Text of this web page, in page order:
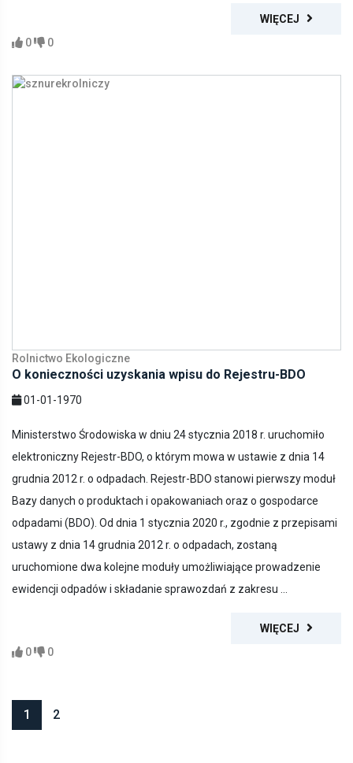
WIĘCEJ
0
0
Rolnictwo Ekologiczne
O konieczności uzyskania wpisu do Rejestru-BDO
01-01-1970
Ministerstwo Środowiska w dniu 24 stycznia 2018 r. uruchomiło
elektroniczny Rejestr-BDO, o którym mowa w ustawie z dnia 14
grudnia 2012 r. o odpadach. Rejestr-BDO stanowi pierwszy moduł
Bazy danych o produktach i opakowaniach oraz o gospodarce
odpadami (BDO). Od dnia 1 stycznia 2020 r., zgodnie z przepisami
ustawy z dnia 14 grudnia 2012 r. o odpadach, zostaną
uruchomione dwa kolejne moduły umożliwiające prowadzenie
ewidencji odpadów i składanie sprawozdań z zakresu ...
WIĘCEJ
0
0
1 2